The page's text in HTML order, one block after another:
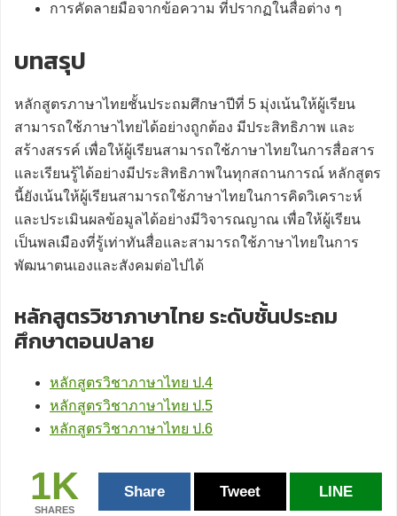
การคัดลายมือจากข้อความ ที่ปรากฏในสื่อต่าง ๆ
บทสรุป
หลักสูตรภาษาไทยชั้นประถมศึกษาปีที่ 5 มุ่งเน้นให้ผู้เรียน
สามารถใช้ภาษาไทยได้อย่างถูกต้อง มีประสิทธิภาพ และ
สร้างสรรค์ เพื่อให้ผู้เรียนสามารถใช้ภาษาไทยในการสื่อสาร
และเรียนรู้ได้อย่างมีประสิทธิภาพในทุกสถานการณ์ หลักสูตร
นี้ยังเน้นให้ผู้เรียนสามารถใช้ภาษาไทยในการคิดวิเคราะห์
และประเมินผลข้อมูลได้อย่างมีวิจารณญาณ เพื่อให้ผู้เรียน
เป็นพลเมืองที่รู้เท่าทันสื่อและสามารถใช้ภาษาไทยในการ
พัฒนาตนเองและสังคมต่อไปได้
หลักสูตรวิชาภาษาไทย ระดับชั้นประถม
ศึกษาตอนปลาย
หลักสูตรวิชาภาษาไทย ป.4
หลักสูตรวิชาภาษาไทย ป.5
หลักสูตรวิชาภาษาไทย ป.6
1K
SHARES
Share Tweet LINE